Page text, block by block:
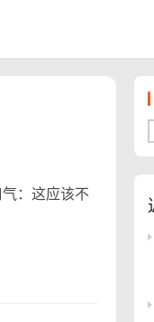
：这应该不